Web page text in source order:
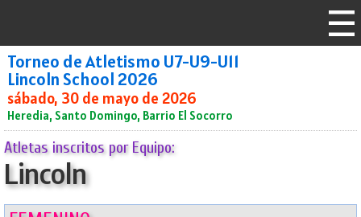
Torneo de Atletismo U7-U9-U11
Lincoln School 2026
sábado, 30 de mayo de 2026
Heredia, Santo Domingo, Barrio El Socorro
Atletas inscritos por Equipo:
Lincoln